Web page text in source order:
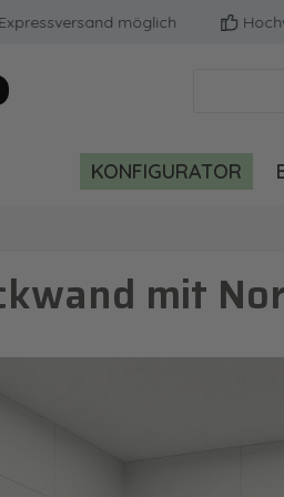
möglich
KONFIGURATOR
mit